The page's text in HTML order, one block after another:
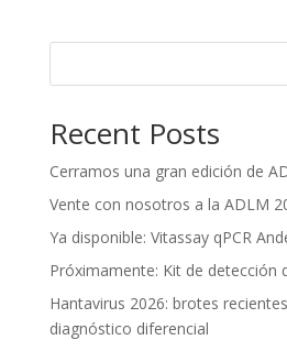
Recent Posts
Cerramos una gran edición de
Vente con nosotros a la ADLM
Ya disponible: Vitassay qPCR
Próximamente: Kit de detección
Hantavirus 2026: brotes
diagnóstico diferencial